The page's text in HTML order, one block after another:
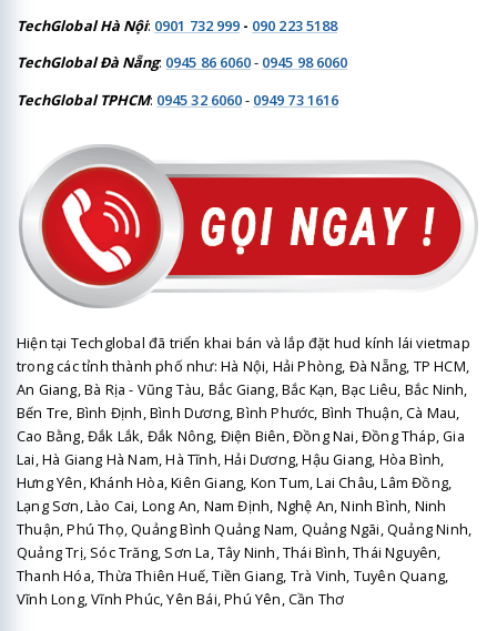
TechGlobal Hà Nội: 0901 732 999 - 090 223 5188
TechGlobal Đà Nẵng: 0945 86 6060- 0945 98 6060
TechGlobal TPHCM: 0945 32 6060- 0949 73 1616
Hiện tại Techglobal đã triển khai bán và lắp đặt hud kính lái vietmap
trong các tỉnh thành phố như: Hà Nội, Hải Phòng, Đà Nẵng, TP HCM,
An Giang, Bà Rịa - Vũng Tàu, Bắc Giang, Bắc Kạn, Bạc Liêu, Bắc Ninh,
Bến Tre, Bình Định, Bình Dương, Bình Phước, Bình Thuận, Cà Mau,
Cao Bằng, Đắk Lắk, Đắk Nông, Điện Biên, Đồng Nai, Đồng Tháp, Gia
Lai, Hà Giang Hà Nam, Hà Tĩnh, Hải Dương, Hậu Giang, Hòa Bình,
Hưng Yên, Khánh Hòa, Kiên Giang, Kon Tum, Lai Châu, Lâm Đồng,
Lạng Sơn, Lào Cai, Long An, Nam Định, Nghệ An, Ninh Bình, Ninh
Thuận, Phú Thọ, Quảng Bình Quảng Nam, Quảng Ngãi, Quảng Ninh,
Quảng Trị, Sóc Trăng, Sơn La, Tây Ninh, Thái Bình, Thái Nguyên,
Thanh Hóa, Thừa Thiên Huế, Tiền Giang, Trà Vinh, Tuyên Quang,
Vĩnh Long, Vĩnh Phúc, Yên Bái, Phú Yên, Cần Thơ